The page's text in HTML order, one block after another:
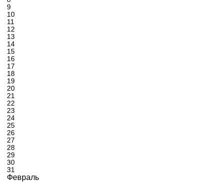
9
10
11
12
13
14
15
16
17
18
19
20
21
22
23
24
25
26
27
28
29
30
31
Февраль